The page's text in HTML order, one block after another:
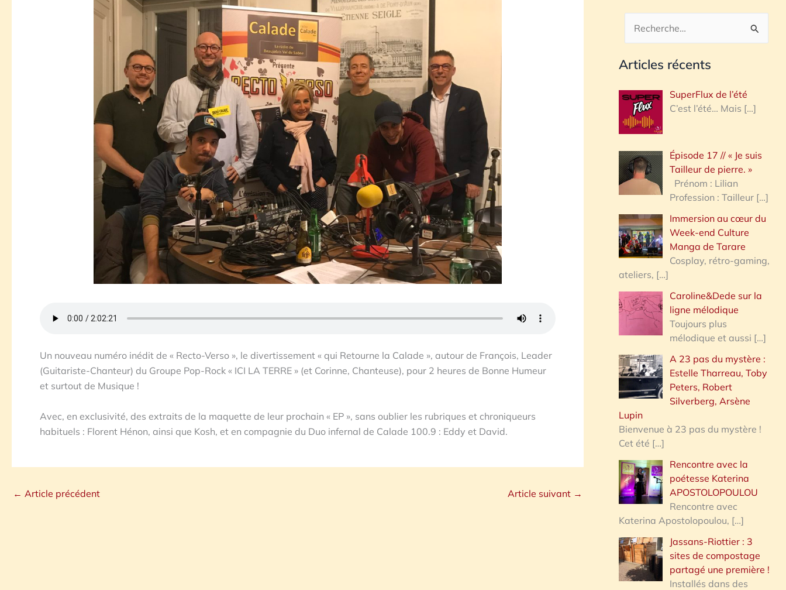
Un nouveau numéro inédit de « Recto-Verso », le divertissement « qui Retourne la Calade », autour de François, Leader
(Guitariste-Chanteur) du Groupe Pop-Rock « ICI LA TERRE » (et Corinne, Chanteuse), pour 2 heures de Bonne Humeur
et surtout de Musique !
Avec, en exclusivité, des extraits de la maquette de leur prochain « EP », sans oublier les rubriques et chroniqueurs
habituels : Florent Hénon, ainsi que Kosh, et en compagnie du Duo infernal de Calade 100.9 : Eddy et David.
← Article précédent Article suivant →
c
h
r
h
e
:
Articles récents
SuperFlux de l’été
C’est l’été… Mais […]
Épisode 17 // « Je suis
Tailleur de pierre. »
Prénom : Lilian
Profession : Tailleur […]
Immersion au cœur du
Week-end Culture
Manga de Tarare
Cosplay, rétro-gaming,
ateliers, […]
Caroline&Dede sur la
ligne mélodique
Toujours plus
mélodique et aussi […]
A 23 pas du mystère :
Estelle Tharreau, Toby
Peters, Robert
Silverberg, Arsène
Lupin
Bienvenue à 23 pas du mystère !
Cet été […]
Rencontre avec la
poétesse Katerina
APOSTOLOPOULOU
Rencontre avec
Katerina Apostolopoulou, […]
Jassans-Riottier : 3
sites de compostage
partagé une première !
Installés dans des